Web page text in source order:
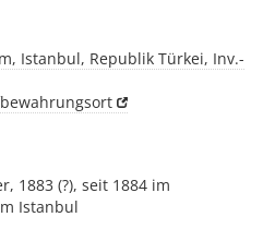
Istanbul, Republik Türkei, Inv.-
1883 (?), seit 1884 im
Istanbul